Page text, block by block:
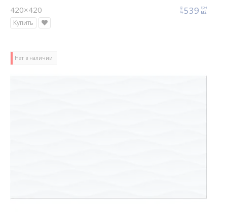
420×420 цена 539 грн
м2
Купить
Нет в наличии